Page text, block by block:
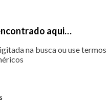
aqui…
na busca ou use termos